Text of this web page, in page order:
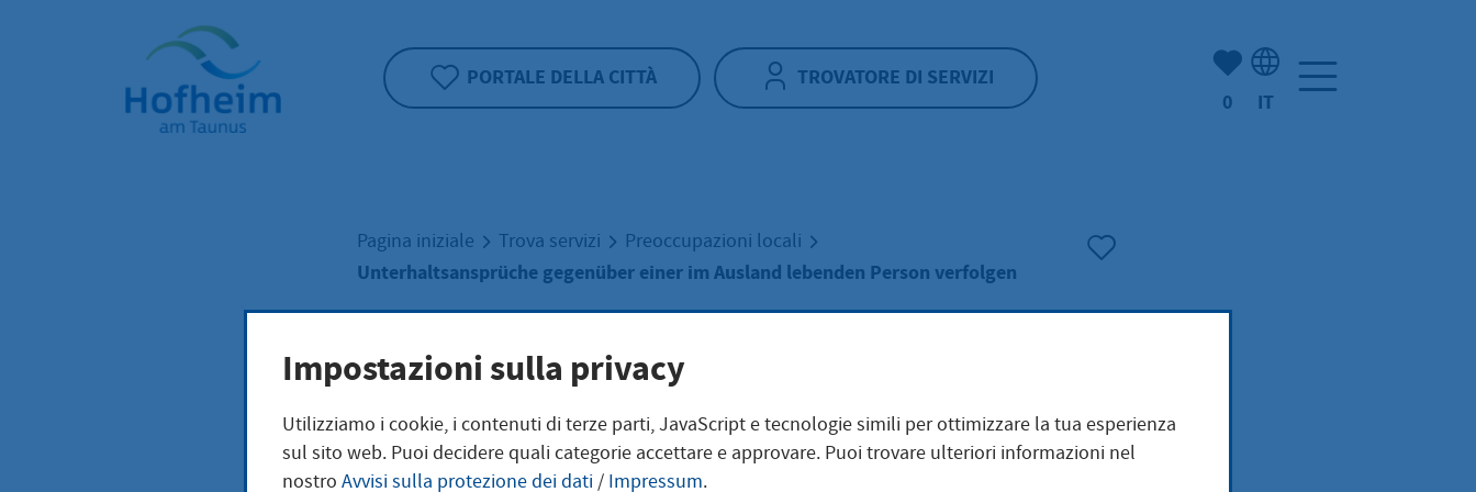
Home"
PORTALE DELLA CITTÀ TROVATORE DI SERVIZI
(Mio) Hofheim:
0 IT
Pagina iniziale Trova servizi Preoccupazioni locali
Unterhaltsansprüche gegenüber einer im Ausland lebenden Person verfolgen
Unterhaltsansprüche
gegenüber einer im
Impostazioni sulla privacy
Utilizziamo i cookie, i contenuti di terze parti, JavaScript e tecnologie simili per ottimizzare la tua esperienza
sul sito web. Puoi decidere quali categorie accettare e approvare. Puoi trovare ulteriori informazioni nel
nostro Avvisi sulla protezione dei dati / Impressum.